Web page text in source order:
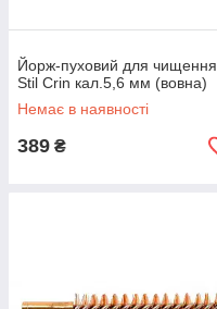
Йорж-пуховий для чищення
Stil Crin кал.5,6 мм (вовна)
Немає в наявності
389 ₴